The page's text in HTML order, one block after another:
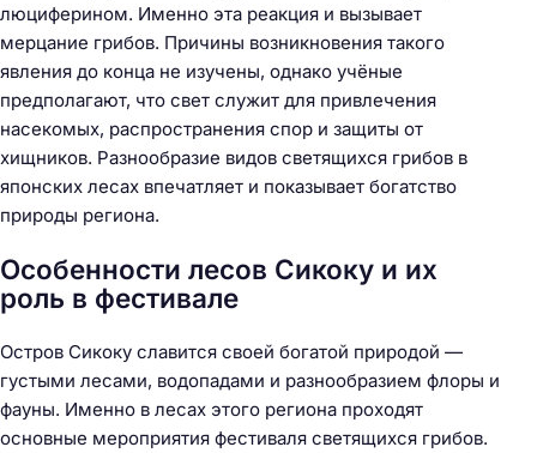
люциферином. Именно эта реакция и вызывает
мерцание грибов. Причины возникновения такого
явления до конца не изучены, однако учёные
предполагают, что свет служит для привлечения
насекомых, распространения спор и защиты от
хищников. Разнообразие видов светящихся грибов в
японских лесах впечатляет и показывает богатство
природы региона.
Особенности лесов Сикоку и их
роль в фестивале
Остров Сикоку славится своей богатой природой —
густыми лесами, водопадами и разнообразием флоры и
фауны. Именно в лесах этого региона проходят
основные мероприятия фестиваля светящихся грибов.